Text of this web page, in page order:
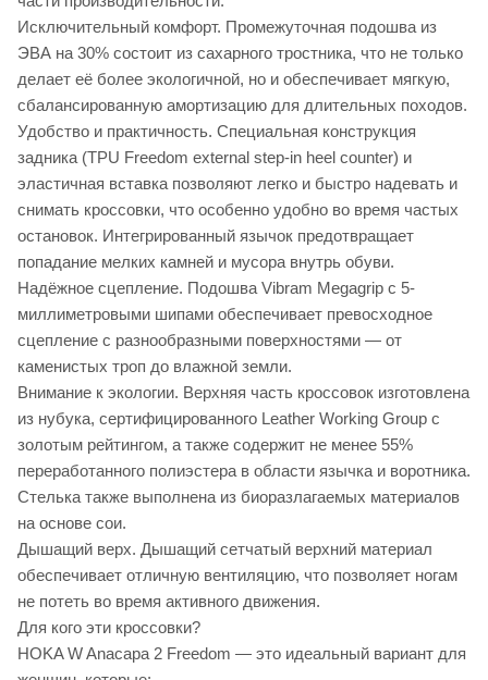
Исключительный комфорт. Промежуточная подошва из
ЭВА на 30% состоит из сахарного тростника, что не только
делает её более экологичной, но и обеспечивает мягкую,
сбалансированную амортизацию для длительных походов.
Удобство и практичность. Специальная конструкция
задника (TPU Freedom external step-in heel counter) и
эластичная вставка позволяют легко и быстро надевать и
снимать кроссовки, что особенно удобно во время частых
остановок. Интегрированный язычок предотвращает
попадание мелких камней и мусора внутрь обуви.
Надёжное сцепление. Подошва Vibram Megagrip с 5-
миллиметровыми шипами обеспечивает превосходное
сцепление с разнообразными поверхностями — от
каменистых троп до влажной земли.
Внимание к экологии. Верхняя часть кроссовок изготовлена
из нубука, сертифицированного Leather Working Group с
золотым рейтингом, а также содержит не менее 55%
переработанного полиэстера в области язычка и воротника.
Стелька также выполнена из биоразлагаемых материалов
на основе сои.
Дышащий верх. Дышащий сетчатый верхний материал
обеспечивает отличную вентиляцию, что позволяет ногам
не потеть во время активного движения.
Для кого эти кроссовки?
HOKA W Anacapa 2 Freedom — это идеальный вариант для